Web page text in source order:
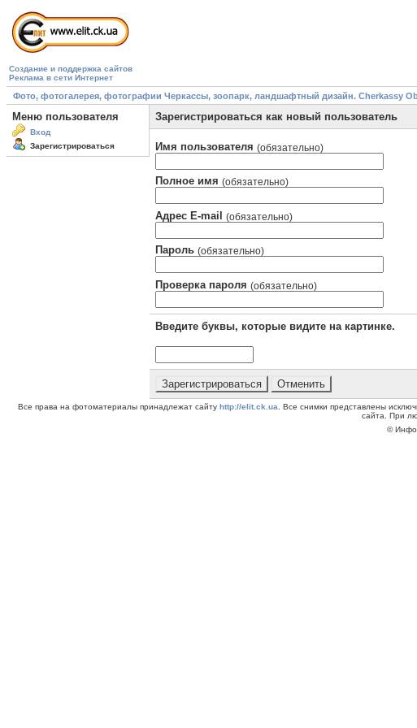
Создание и поддержка сайтов
Реклама в сети Интернет
Фото, фотогалерея, фотографии Черкассы, зоопарк, ландшафтный дизайн. Cherkassy
Меню пользователя
Вход
Зарегистрироваться
Зарегистрироваться как новый пользователь
Имя пользователя (обязательно)
Полное имя (обязательно)
Адрес E-mail (обязательно)
Пароль (обязательно)
Проверка пароля (обязательно)
Введите буквы, которые видите на картинке.
Все права на фотоматериалы принадлежат сайту http://elit.ck.ua . Все снимки представлены
сайта. При
©